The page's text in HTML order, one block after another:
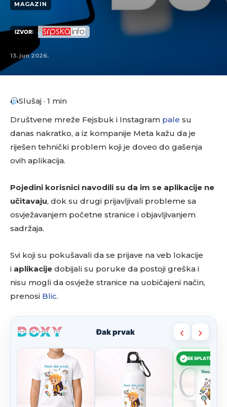
MAGAZIN
IZVOR:
13. jun 2026.
Slušaj · 1 min
Društvene mreže Fejsbuk i Instagram pale su
danas nakratko, a iz kompanije Meta kažu da je
riješen tehnički problem koji je doveo do gašenja
ovih aplikacija.
Pojedini korisnici navodili su da im se aplikacije ne
učitavaju, dok su drugi prijavljivali probleme sa
osvježavanjem početne stranice i objavljivanjem
sadržaja.
Svi koji su pokušavali da se prijave na veb lokacije
i aplikacije dobijali su poruke da postoji greška i
nisu mogli da osvježe stranice na uobičajeni način,
prenosi Blic.